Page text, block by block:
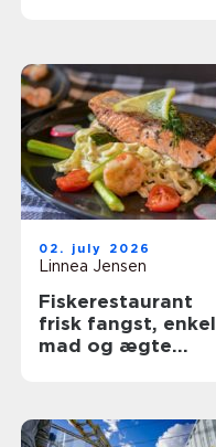
02. july 2026
Linnea Jensen
Fiskerestaurant
frisk fangst, enkel
mad og ægte